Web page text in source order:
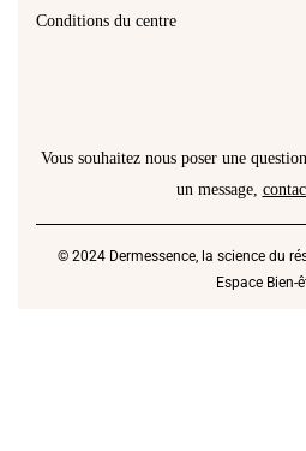
Conditions du centre
Vous souhaitez nous poser une
un message,
© 2024 Dermessence, la science du
Espace Bien-